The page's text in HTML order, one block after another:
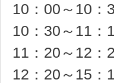
10：00～10
10：30～11
11：20～12：
12：20～15